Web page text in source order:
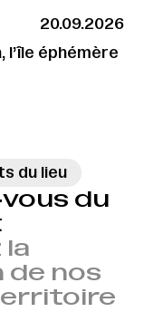
20.09.2026
l’île éphémère
du lieu
du
la
nos